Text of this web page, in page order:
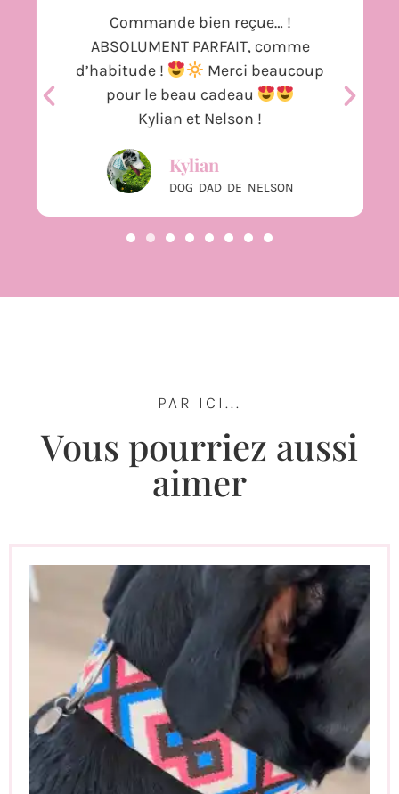
Commande bien reçue… !
ABSOLUMENT PARFAIT, comme
d’habitude !
Merci beaucoup
pour le beau cadeau
Kylian et Nelson !
Kylian
DOG DAD DE NELSON
PAR ICI...
Vous pourriez aussi
aimer